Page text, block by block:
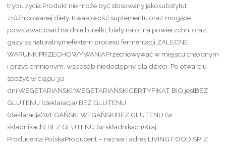
trybu życia.Produkt nie może być stosowany jakosubstytut
zróżnicowanej diety. Kwasowość suplementu oraz mogące
powstawać:osad na dnie butelki, biały nalot na powierzchni oraz
gazy są naturalnymefektem procesu fermentacji.ZALECNE
WARUNKIPRZECHOWYWANIAPrzechowywać w miejscu chłodnym
i przyciemnionym, wsposób niedostępny dla dzieci. Po otwarciu
spożyć w ciągu 30
dni.WEGETARIAŃSKI:WEGETARIAŃSKICERTYFIKAT BIO:jestBEZ
GLUTENU (deklaracja):BEZ GLUTENU
(deklaracja)WEGAŃSKI:WEGAŃSKIBEZ GLUTENU (w
składnikach):BEZ GLUTENU (w składnikach)Kraj
Producenta:PolskaProducent – nazwa i adres:LIVING FOOD SP. Z